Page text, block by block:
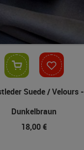
Suede / Velours -
Dunkelbraun
18,00 €